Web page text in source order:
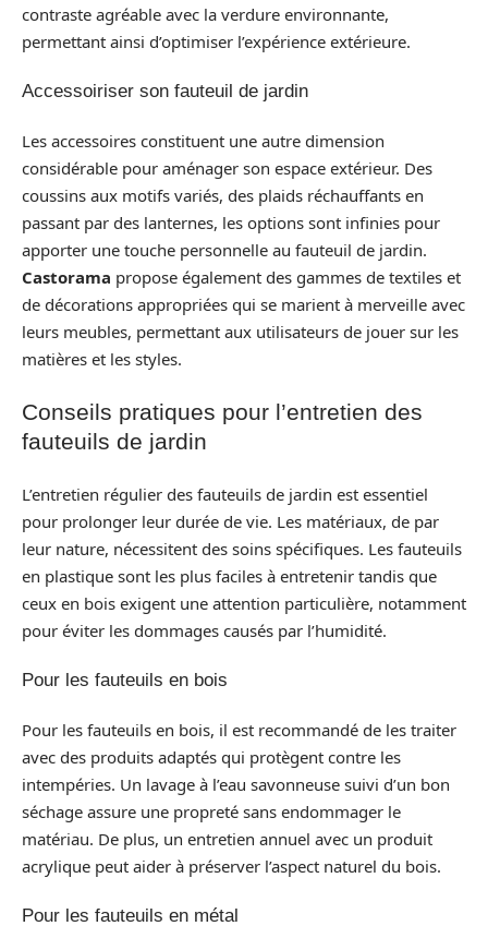
contraste agréable avec la verdure environnante,
permettant ainsi d’optimiser l’expérience extérieure.
Accessoiriser son fauteuil de jardin
Les accessoires constituent une autre dimension
considérable pour aménager son espace extérieur. Des
coussins aux motifs variés, des plaids réchauffants en
passant par des lanternes, les options sont infinies pour
apporter une touche personnelle au fauteuil de jardin.
Castorama propose également des gammes de textiles et
de décorations appropriées qui se marient à merveille avec
leurs meubles, permettant aux utilisateurs de jouer sur les
matières et les styles.
Conseils pratiques pour l’entretien des
fauteuils de jardin
L’entretien régulier des fauteuils de jardin est essentiel
pour prolonger leur durée de vie. Les matériaux, de par
leur nature, nécessitent des soins spécifiques. Les fauteuils
en plastique sont les plus faciles à entretenir tandis que
ceux en bois exigent une attention particulière, notamment
pour éviter les dommages causés par l’humidité.
Pour les fauteuils en bois
Pour les fauteuils en bois, il est recommandé de les traiter
avec des produits adaptés qui protègent contre les
intempéries. Un lavage à l’eau savonneuse suivi d’un bon
séchage assure une propreté sans endommager le
matériau. De plus, un entretien annuel avec un produit
acrylique peut aider à préserver l’aspect naturel du bois.
Pour les fauteuils en métal